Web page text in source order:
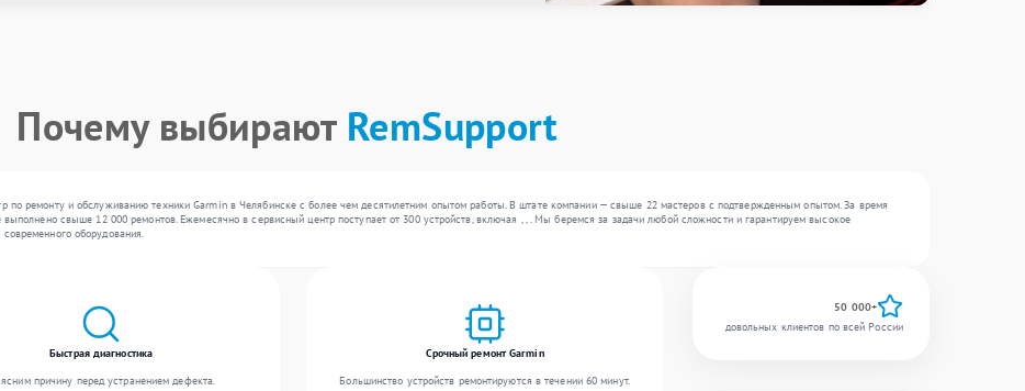
Почему выбирают RemSupport
по ремонту и обслуживанию техники Garmin в Челябинске с более чем десятилетним опытом работы. В штате компании — свыше 22 мастеров с подтвержденным опытом. За время
свыше 12 000 ремонтов. Ежемесячно в сервисный центр поступает от 300 устройств, включая , , . Мы беремся за задачи любой сложности и гарантируем высокое
оборудования.
Быстрая диагностика
причину перед устранением дефекта.
Срочный ремонт Garmin
Большинство устройств ремонтируются в течении 60 минут.
50 000+
довольных клиентов по всей России